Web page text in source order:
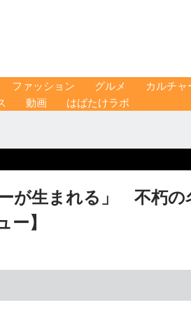
ファッション グルメ カルチャ
動画 はばたけラボ
が生まれる」 不朽の
】